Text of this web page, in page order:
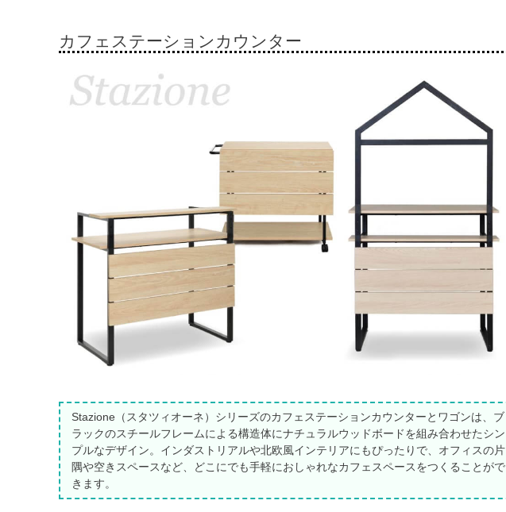
カフェステーションカウンター
Stazione（スタツィオーネ）シリーズのカフェステーションカウンターとワゴンは、ブ
ラックのスチールフレームによる構造体にナチュラルウッドボードを組み合わせたシン
プルなデザイン。インダストリアルや北欧風インテリアにもぴったりで、オフィスの片
隅や空きスペースなど、どこにでも手軽におしゃれなカフェスペースをつくることがで
きます。